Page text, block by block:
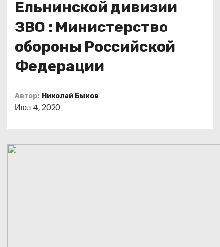
Ельнинской дивизии
ЗВО : Министерство
обороны Российской
Федерации
Автор: Николай Быков
Июл 4, 2020